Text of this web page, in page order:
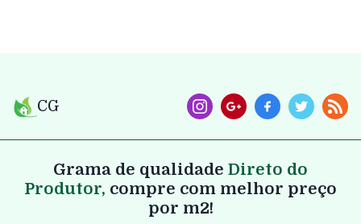
CG
Grama de qualidade Direto do
Produtor, compre com melhor preço
por m2!